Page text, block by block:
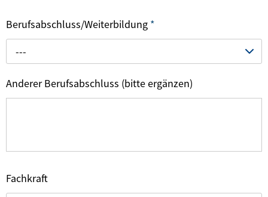
Berufsabschluss/Weiterbildung *
---
Anderer Berufsabschluss (bitte ergänzen)
Fachkraft